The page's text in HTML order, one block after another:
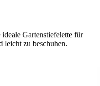
Gartenstiefelette für
leicht zu beschuhen.